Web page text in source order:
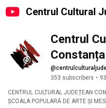
Centrul Cultural
Centrul
353 subscribers •
CENTRUL CULTURAL JUDEȚEAN
ȘCOALA POPULARĂ DE ARTE ȘI